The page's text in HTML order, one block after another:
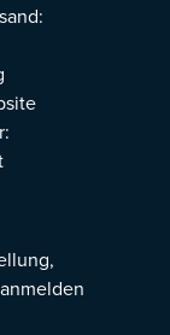
anmelden